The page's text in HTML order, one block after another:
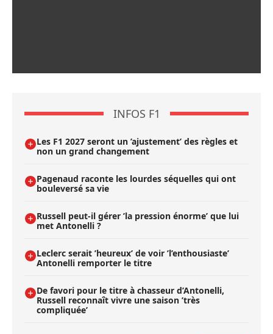
INFOS F1
Les F1 2027 seront un ’ajustement’ des règles et
non un grand changement
Pagenaud raconte les lourdes séquelles qui ont
bouleversé sa vie
Russell peut-il gérer ’la pression énorme’ que lui
met Antonelli ?
Leclerc serait ’heureux’ de voir ’l’enthousiaste’
Antonelli remporter le titre
De favori pour le titre à chasseur d’Antonelli,
Russell reconnaît vivre une saison ’très
compliquée’